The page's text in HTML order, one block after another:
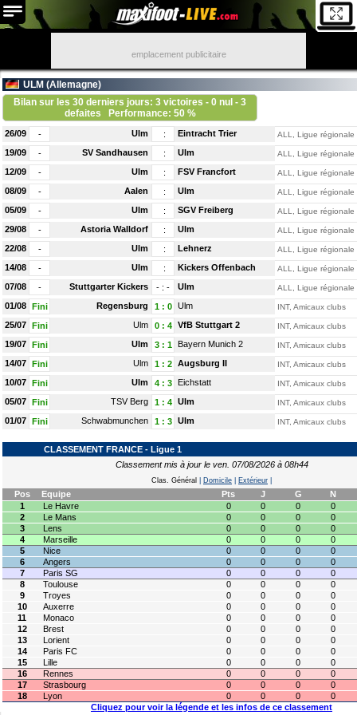
emplacement publicitaire
ULM (Allemagne)
Bilan sur les 30 derniers jours: 3 victoires - 0 nul - 3
defaites
Performance: 50 %
26/09 - Ulm : Eintracht Trier ALL, Ligue régionale
19/09 - SV Sandhausen : Ulm ALL, Ligue régionale
12/09 - Ulm : FSV Francfort ALL, Ligue régionale
08/09 - Aalen : Ulm ALL, Ligue régionale
05/09 - Ulm : SGV Freiberg ALL, Ligue régionale
29/08 - Astoria Walldorf : Ulm ALL, Ligue régionale
22/08 - Ulm : Lehnerz ALL, Ligue régionale
14/08 - Ulm : Kickers Offenbach ALL, Ligue régionale
07/08 - Stuttgarter Kickers - : - Ulm ALL, Ligue régionale
01/08 Fini Regensburg 1: 0 Ulm INT, Amicaux clubs
25/07 Fini Ulm 0: 4 VfB Stuttgart 2 INT, Amicaux clubs
19/07 Fini Ulm 3: 1 Bayern Munich 2 INT, Amicaux clubs
14/07 Fini Ulm 1: 2 Augsburg II INT, Amicaux clubs
10/07 Fini Ulm 4: 3 Eichstatt INT, Amicaux clubs
05/07 Fini TSV Berg 1: 4 Ulm INT, Amicaux clubs
01/07 Fini Schwabmunchen 1: 3 Ulm INT, Amicaux clubs
CLASSEMENT FRANCE - Ligue 1
Classement mis à jour le ven. 07/08/2026 à 08h44
Clas. Général Domicile Extérieur
Pos Equipe Pts J G
N
1
Le Havre 0 0 0
0
2
Le Mans 0 0 0
0
3
Lens 0 0 0
0
4
Marseille 0 0 0
0
5
Nice 0 0 0
0
6
Angers 0 0 0
0
7
Paris SG 0 0 0
0
8
Toulouse 0 0 0
0
9
Troyes 0 0 0
0
10
Auxerre 0 0 0
0
11
Monaco 0 0 0
0
12
Brest 0 0 0
0
13
Lorient 0 0 0
0
14
Paris FC 0 0 0
0
15
Lille 0 0 0
0
16
Rennes 0 0 0
0
17
Strasbourg 0 0 0
0
18
Lyon 0 0 0
0
Cliquez pour voir la légende et les infos de ce classement